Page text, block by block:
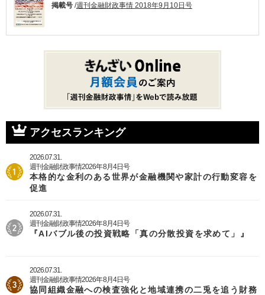
掲載号 /週刊金融財政事情 2018年9月10日号
アクセスランキング
2026.07.31.
週刊金融財政事情2026年8月4日号
本格的な金利のある世界が金融機関や家計の行動変容を
促進
2026.07.31.
週刊金融財政事情2026年8月4日号
『AIバブル後の投資戦略「真の分散投資を求めて」』
2026.07.31.
週刊金融財政事情2026年8月4日号
協同組織金融への検査強化と地域連携の二兎を追う財務